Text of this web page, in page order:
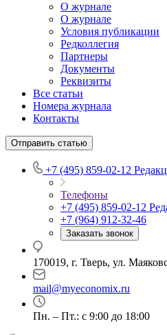
О журнале
О журнале
Условия публикации
Редколлегия
Партнеры
Документы
Реквизиты
Все статьи
Номера журнала
Контакты
Отправить статью
+7 (495) 859-02-12
Телефоны
+7 (495) 859-02-12
+7 (964) 912-32-46
Заказать звонок
170019, г. Тверь, ул.
mail@myeconomix.ru
Пн. – Пт.: с 9:00 до 18:00